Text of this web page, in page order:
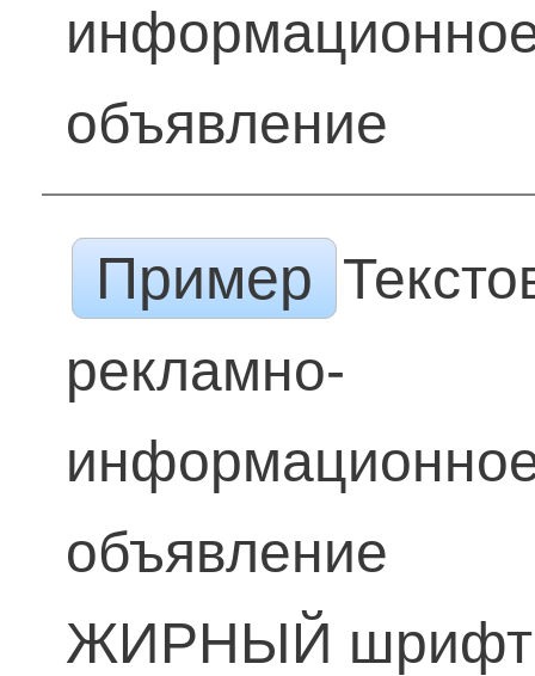
объявление
Пример
рекламно-
объявление
ЖИРНЫЙ шрифт